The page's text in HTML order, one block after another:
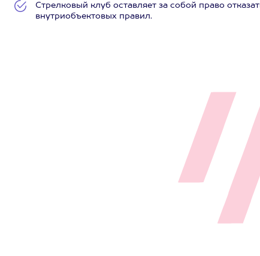
Стрелковый клуб оставляет за собой право
внутриобъектовых правил.